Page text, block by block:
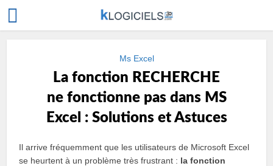
Ms Excel
La fonction RECHERCHE
ne fonctionne pas dans MS
Excel : Solutions et Astuces
Il arrive fréquemment que les utilisateurs de Microsoft Excel
se heurtent à un problème très frustrant : la fonction